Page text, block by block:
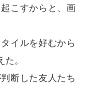
こすからと、画
イルを好むから
。
断した友人たち